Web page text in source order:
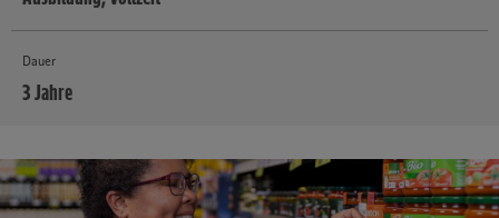
Dauer
3 Jahre